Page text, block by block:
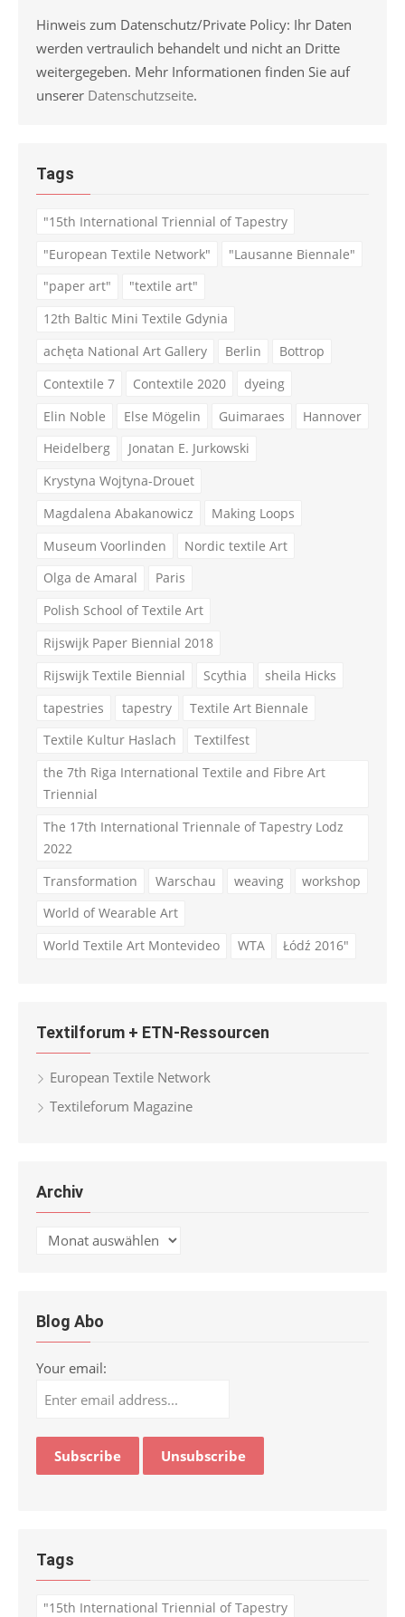
Hinweis zum Datenschutz/Private Policy: Ihr Daten
werden vertraulich behandelt und nicht an Dritte
weitergegeben. Mehr Informationen finden Sie auf
unserer Datenschutzseite.
Tags
"15th International Triennial of Tapestry
"European Textile Network"
"Lausanne Biennale"
"paper art"
"textile art"
12th Baltic Mini Textile Gdynia
achęta National Art Gallery
Berlin
Bottrop
Contextile 7
Contextile 2020
dyeing
Elin Noble
Else Mögelin Guimaraes
Hannover
Heidelberg
Jonatan E. Jurkowski
Krystyna Wojtyna-Drouet
Magdalena Abakanowicz
Making Loops
Museum Voorlinden
Nordic textile Art
Olga de Amaral
Paris
Polish School of Textile Art
Rijswijk Paper Biennial 2018
Rijswijk Textile Biennial
Scythia
sheila Hicks
tapestries
tapestry
Textile Art Biennale
Textile Kultur Haslach
Textilfest
the 7th Riga International Textile and Fibre Art
Triennial
The 17th International Triennale of Tapestry Lodz
2022
Transformation
Warschau weaving
workshop
World of Wearable Art
World Textile Art Montevideo
WTA Łódź 2016"
Textilforum + ETN-Ressourcen
European Textile Network
Textileforum Magazine
Archiv
Archiv
Blog Abo
Your email:
Tags
"15th International Triennial of Tapestry